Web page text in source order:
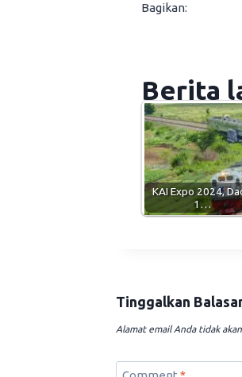
Bagikan:
Berita
KAI Expo 2024,
1…
Tinggalkan
Alamat email Anda tidak